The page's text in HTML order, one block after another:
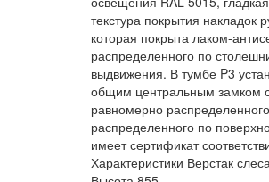
текстура покрытия
которая покрыта лаком-
распределенного по
выдвижения. В тумбе P3
общим центральным замком с
равномерно
распределенного по
имеет сертификат
Характеристики Верстак